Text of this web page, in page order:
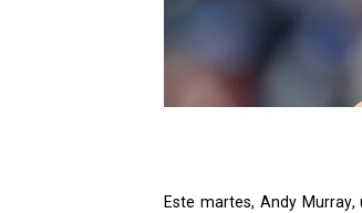
Este martes, Andy